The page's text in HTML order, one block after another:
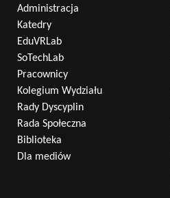
Administracja
Katedry
EduVRLab
SoTechLab
Pracownicy
Kolegium Wydziału
Rady Dyscyplin
Rada Społeczna
Biblioteka
Dla mediów
Wyszukaj na stronie: